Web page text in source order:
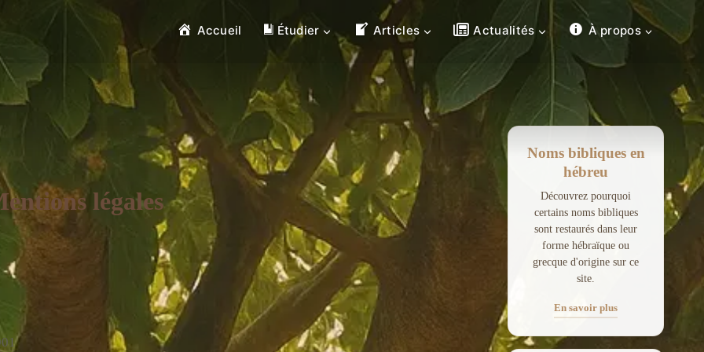
Accueil Étudier Articles Actualités À propos
légales
Noms bibliques en
hébreu
Découvrez pourquoi
certains noms bibliques
sont restaurés dans leur
forme hébraïque ou
grecque d'origine sur ce
site.
En savoir plus